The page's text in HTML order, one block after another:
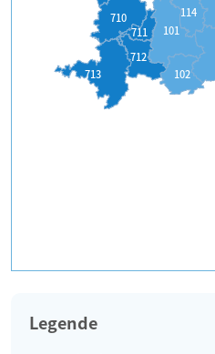
101
102
114
710
711
712
713
Legende